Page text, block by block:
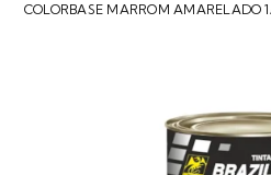
COLORBASE MARROM AMARELADO